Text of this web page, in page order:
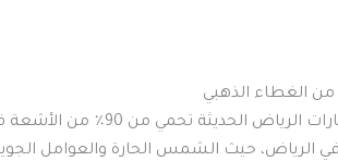
الغطاء الذهبي
هل تعلم أن مظلات سيارات
الرياض، حيث الشمس الحارة والعوامل